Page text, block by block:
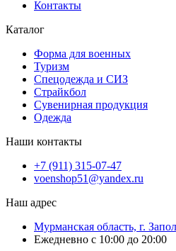
Контакты
Каталог
Форма для военных
Туризм
Спецодежда и СИЗ
Страйкбол
Сувенирная продукция
Одежда
Наши контакты
+7 (911) 315-07-47
voenshop51@yandex.ru
Наш адрес
Мурманская область, г.
Ежедневно с 10:00 до 20:00